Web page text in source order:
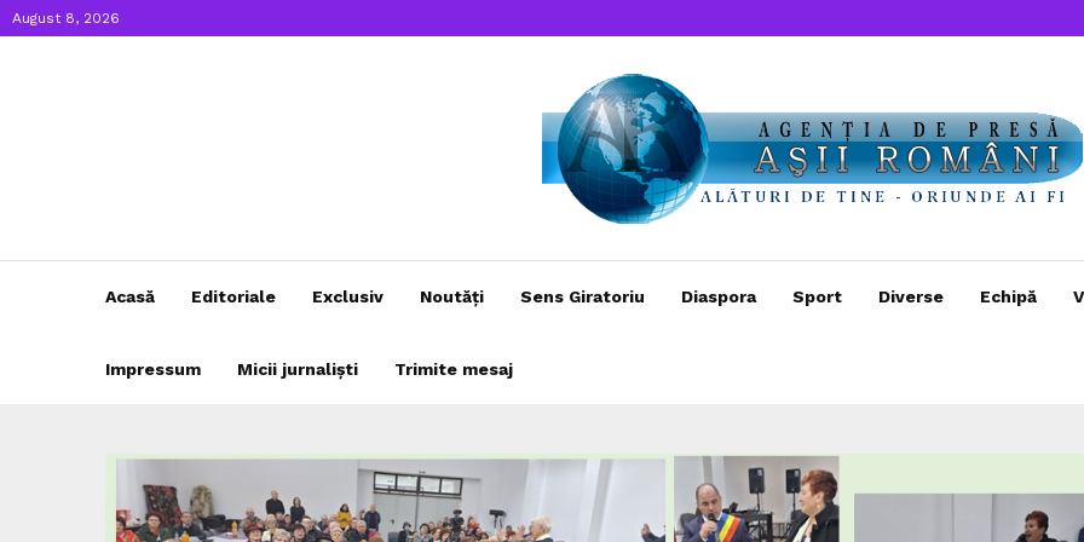
August 8, 2026
Acasă Editoriale Exclusiv Noutăți Sens Giratoriu Diaspora Sport Diverse Echipă
Impressum Micii jurnaliști Trimite mesaj